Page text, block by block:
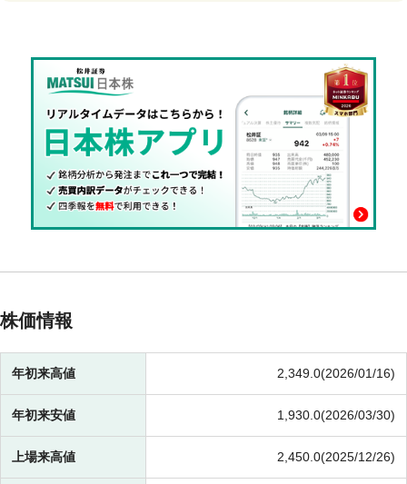
株価情報
年初来高値 2,349.0(2026/01/16)
年初来安値 1,930.0(2026/03/30)
上場来高値 2,450.0(2025/12/26)